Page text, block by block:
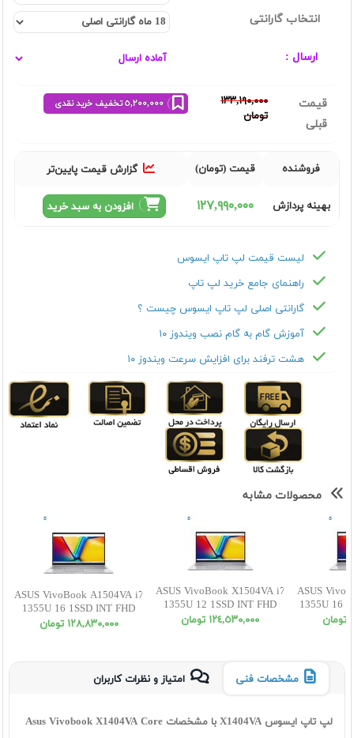
انتخاب گارانتی
ارسال :
قیمت
قبلی
١٣٣,١٩٠,٠٠٠
تومان
فروشنده قیمت (تومان) گزارش قیمت پایین‌تر
بهینه پردازش ١٢٧,٩٩٠,٠٠٠ افزودن به سبد خرید
لیست قیمت لپ تاپ ایسوس
راهنمای جامع خرید لپ تاپ
گارانتی اصلی لپ تاپ ایسوس چیست ؟
آموزش گام به گام نصب ویندوز ۱۰
هشت ترفند برای افزایش سرعت ویندوز ۱۰
محصولات مشابه
ASUS VivoBook A1504VA i7
1355U 16 1SSD INT FHD
١٢٨,٨٣٠,٠٠٠ تومان
ASUS VivoBook X1504VA i7
1355U 12 1SSD INT FHD
١٢٤,٥٣٠,٠٠٠ تومان
ASUS
1355U 16
مشخصات فنی امتیاز و نظرات کاربران
لپ تاپ ایسوس X1404VA با مشخصات Asus Vivobook X1404VA Core